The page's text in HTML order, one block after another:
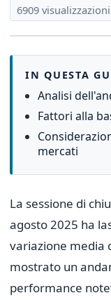
6909 visualizzazioni
IN QUESTA
Analisi
Fattori alla
mercati
La sessione di
agosto 2025 ha
variazione media
mostrato un
performance